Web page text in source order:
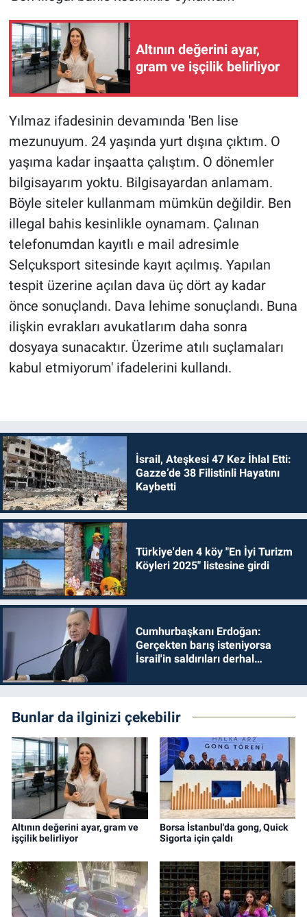
Altının değerini ayar,
gram ve işçilik belirliyor
Yılmaz ifadesinin devamında 'Ben lise
mezunuyum. 24 yaşında yurt dışına çıktım. O
yaşıma kadar inşaatta çalıştım. O dönemler
bilgisayarım yoktu. Bilgisayardan anlamam.
Böyle siteler kullanmam mümkün değildir. Ben
illegal bahis kesinlikle oynamam. Çalınan
telefonumdan kayıtlı e mail adresimle
Selçuksport sitesinde kayıt açılmış. Yapılan
tespit üzerine açılan dava üç dört ay kadar
önce sonuçlandı. Dava lehime sonuçlandı. Buna
ilişkin evrakları avukatlarım daha sonra
dosyaya sunacaktır. Üzerime atılı suçlamaları
kabul etmiyorum' ifadelerini kullandı.
İsrail, Ateşkesi 47 Kez İhlal Etti:
Gazze’de 38 Filistinli Hayatını
Kaybetti
Türkiye'den 4 köy "En İyi Turizm
Köyleri 2025" listesine girdi
Cumhurbaşkanı Erdoğan:
Gerçekten barış isteniyorsa
İsrail'in saldırıları derhal
Bunlar da ilginizi çekebilir
Altının değerini ayar, gram ve
işçilik belirliyor
Borsa İstanbul'da gong, Quick
Sigorta için çaldı